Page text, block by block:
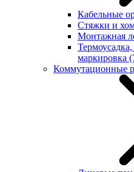
Кабельные
Стяжки и
Монтажная
маркировка
Коммутационные